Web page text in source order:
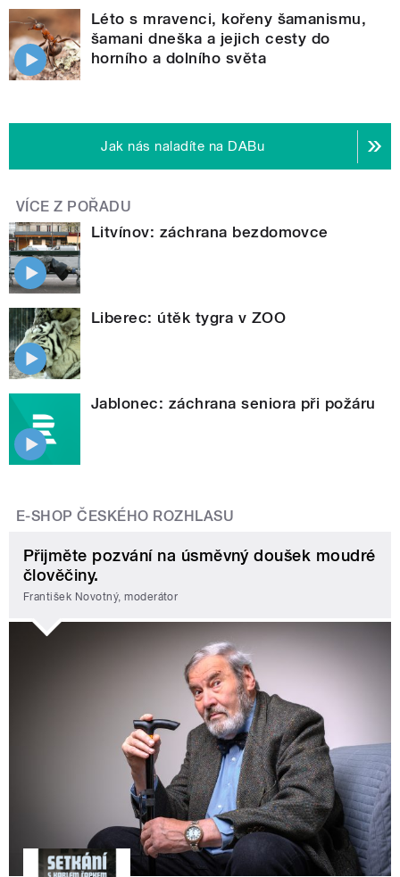
Léto s mravenci, kořeny šamanismu,
šamani dneška a jejich cesty do
horního a dolního světa
Jak nás naladíte na DABu
VÍCE Z POŘADU
Litvínov: záchrana bezdomovce
Liberec: útěk tygra v ZOO
Jablonec: záchrana seniora při požáru
E-SHOP ČESKÉHO ROZHLASU
Přijměte pozvání na úsměvný doušek moudré
člověčiny.
František Novotný, moderátor